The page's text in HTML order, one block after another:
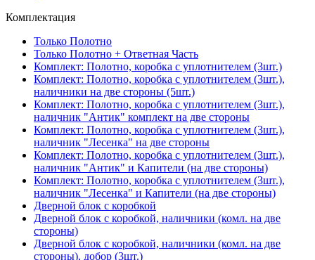
Комплектация
Только Полотно
Только Полотно + Ответная Часть
Комплект: Полотно, коробка с уплотнителем (3шт.)
Комплект: Полотно, коробка с уплотнителем (3шт.),
наличники на две стороны (5шт.)
Комплект: Полотно, коробка с уплотнителем (3шт.),
наличник "Антик" комплект на две стороны
Комплект: Полотно, коробка с уплотнителем (3шт.),
наличник "Лесенка" на две стороны
Комплект: Полотно, коробка с уплотнителем (3шт.),
наличник "Антик" и Капители (на две стороны)
Комплект: Полотно, коробка с уплотнителем (3шт.),
наличник "Лесенка" и Капители (на две стороны)
Дверной блок с коробкой
Дверной блок с коробкой, наличники (комл. на две
стороны)
Дверной блок с коробкой, наличники (комл. на две
стороны), добор (3шт.)